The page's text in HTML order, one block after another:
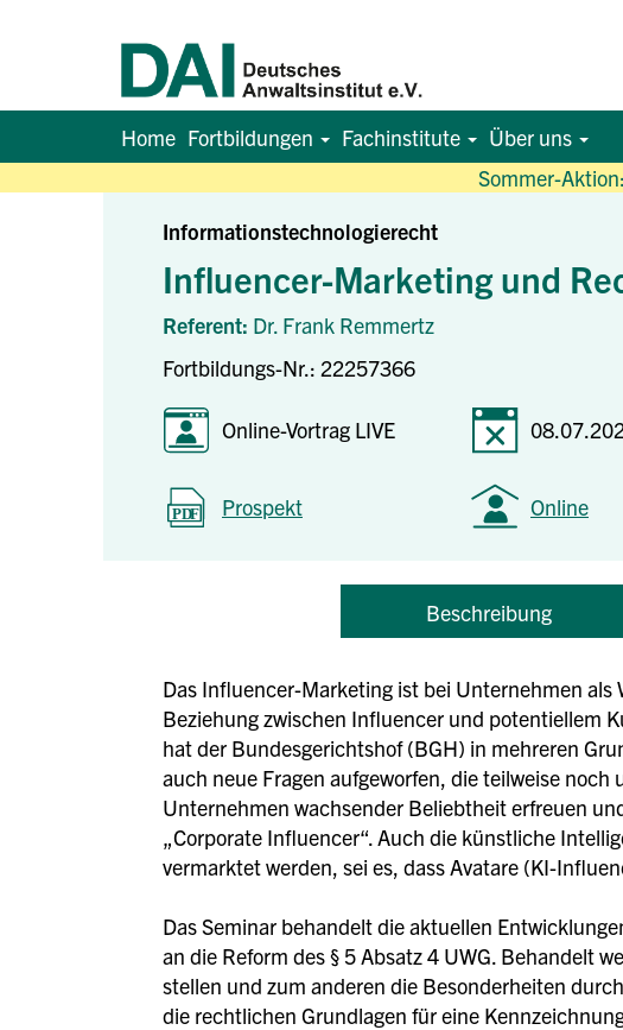
Sommer-
Home Fortbildungen Fachinstitute Über uns
Informationstechnologierecht
Influencer-Marketing und
Referent: Dr. Frank Remmertz
Fortbildungs-Nr.: 22257366
Online-Vortrag LIVE
Prospekt Online
Beschreibung
Das Influencer-Marketing ist bei Unternehmen als
Beziehung zwischen Influencer und potentiellem
hat der Bundesgerichtshof (BGH) in mehreren
auch neue Fragen aufgeworfen, die teilweise
Unternehmen wachsender Beliebtheit erfreuen
„Corporate Influencer“. Auch die künstliche
vermarktet werden, sei es, dass Avatare (KI-
Das Seminar behandelt die aktuellen
an die Reform des § 5 Absatz 4 UWG. Behandelt
stellen und zum anderen die Besonderheiten
die rechtlichen Grundlagen für eine